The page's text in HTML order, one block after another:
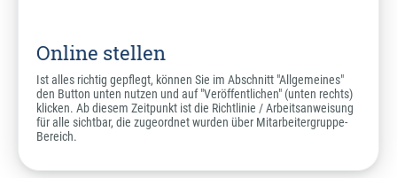
Online stellen
Ist alles richtig gepflegt, können Sie im Abschnitt "Allgemeines"
den Button unten nutzen und auf "Veröffentlichen" (unten rechts)
klicken. Ab diesem Zeitpunkt ist die Richtlinie / Arbeitsanweisung
für alle sichtbar, die zugeordnet wurden über Mitarbeitergruppe-
Bereich.